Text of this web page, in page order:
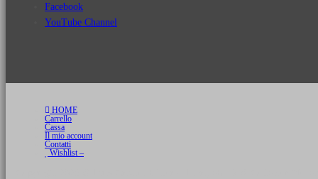
Facebook
YouTube Channel
HOME
Carrello
Cassa
Il mio account
Contatti
Wishlist –